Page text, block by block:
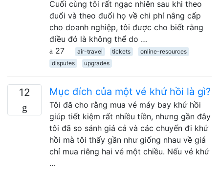
Cuối cùng tôi rất ngạc nhiên sau khi theo
đuổi và theo đuổi họ về chi phí nâng cấp
cho doanh nghiệp, tôi được cho biết rằng
điều đó là không thể do …
27
air-travel tickets
online-resources
disputes
upgrades
12 Mục đích của một vé khứ hồi là gì?
Tôi đã cho rằng mua vé máy bay khứ hồi
giúp tiết kiệm rất nhiều tiền, nhưng gần đây
tôi đã so sánh giá cả và các chuyến đi khứ
hồi mà tôi thấy gần như giống nhau về giá
chỉ mua riêng hai vé một chiều. Nếu vé khứ
…